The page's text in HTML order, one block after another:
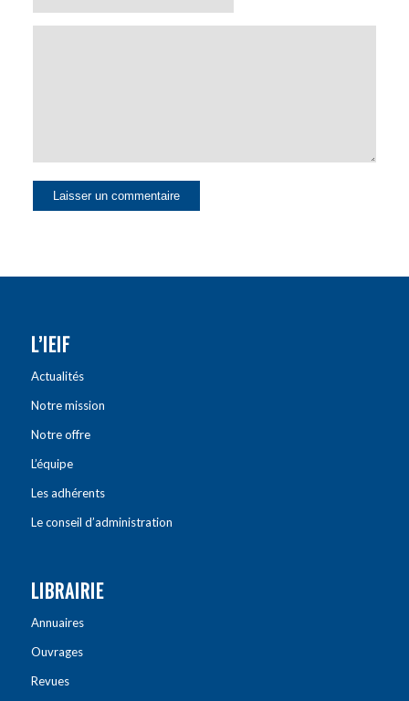
L’IEIF
Actualités
Notre mission
Notre offre
L’équipe
Les adhérents
Le conseil d’administration
LIBRAIRIE
Annuaires
Ouvrages
Revues